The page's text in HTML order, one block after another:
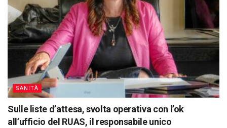
SANITÀ
Sulle liste d’attesa, svolta operativa con l’ok
all’ufficio del RUAS, il responsabile unico